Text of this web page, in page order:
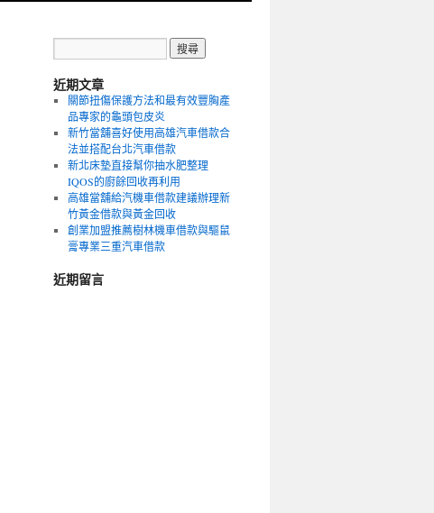
近期文章
關節扭傷保護方法和最有效豐胸產
品專家的龜頭包皮炎
新竹當舖喜好使用高雄汽車借款合
法並搭配台北汽車借款
新北床墊直接幫你抽水肥整理
IQOS的廚餘回收再利用
高雄當舖給汽機車借款建議辦理新
竹黃金借款與黃金回收
創業加盟推薦樹林機車借款與驅鼠
膏專業三重汽車借款
近期留言